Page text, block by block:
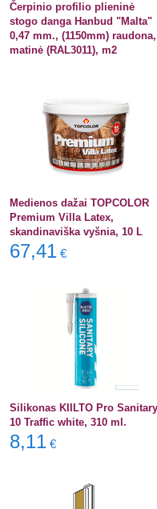
Čerpinio profilio plieninė
stogo danga Hanbud "Malta"
0,47 mm., (1150mm) raudona,
matinė (RAL3011), m2
Medienos dažai TOPCOLOR
Premium Villa Latex,
skandinaviška vyšnia, 10 L
67,41 €
Silikonas KIILTO Pro
10 Traffic white, 310 ml.
8,11 €